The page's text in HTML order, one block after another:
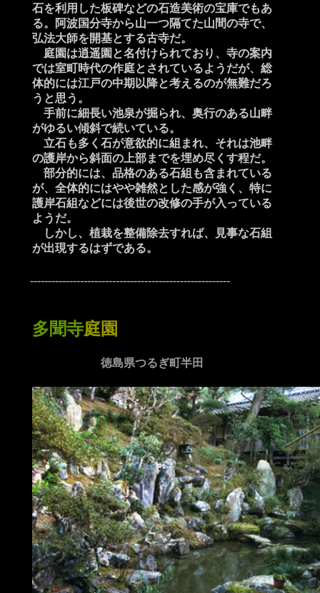
石を利用した板碑などの石造美術の宝庫でもあ
る。阿波国分寺から山一つ隔てた山間の寺で、
弘法大師を開基とする古寺だ。
庭園は逍遥園と名付けられており、寺の案内
では室町時代の作庭とされているようだが、総
体的には江戸の中期以降と考えるのが無難だろ
うと思う。
手前に細長い池泉が掘られ、奥行のある山畔
がゆるい傾斜で続いている。
立石も多く石が意欲的に組まれ、それは池畔
の護岸から斜面の上部までを埋め尽くす程だ。
部分的には、品格のある石組も含まれている
が、全体的にはやや雑然とした感が強く、特に
護岸石組などには後世の改修の手が入っている
ようだ。
しかし、植栽を整備除去すれば、見事な石組
が出現するはずである。
--------------------------------------------------------
多聞寺庭園
徳島県つるぎ町半田